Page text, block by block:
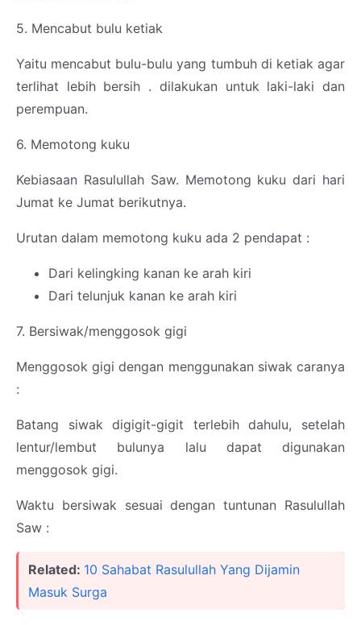
5. Mencabut bulu ketiak
Yaitu mencabut bulu-bulu yang tumbuh di ketiak agar
terlihat lebih bersih . dilakukan untuk laki-laki dan
perempuan.
6. Memotong kuku
Kebiasaan Rasulullah Saw. Memotong kuku dari hari
Jumat ke Jumat berikutnya.
Urutan dalam memotong kuku ada 2 pendapat :
Dari kelingking kanan ke arah kiri
Dari telunjuk kanan ke arah kiri
7. Bersiwak/menggosok gigi
Menggosok gigi dengan menggunakan siwak caranya
:
Batang siwak digigit-gigit terlebih dahulu, setelah
lentur/lembut bulunya lalu dapat digunakan
menggosok gigi.
Waktu bersiwak sesuai dengan tuntunan Rasulullah
Saw :
Related: 10 Sahabat Rasulullah Yang Dijamin
Masuk Surga